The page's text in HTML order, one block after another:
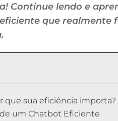
Continue lendo e
que realmente
que sua eficiência importa?
um Chatbot Eficiente